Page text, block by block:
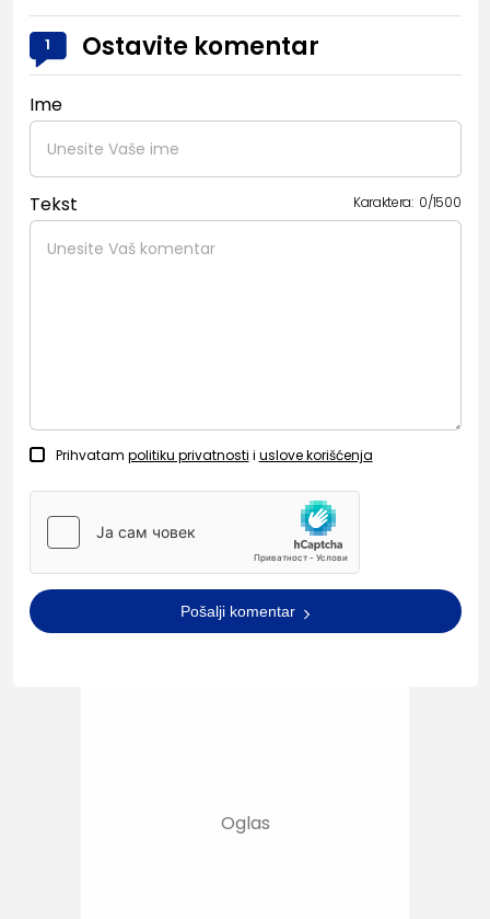
1 Ostavite komentar
Ime
Tekst Karaktera: 0/1500
Prihvatam politiku privatnosti i uslove korišćenja
Pošalji komentar